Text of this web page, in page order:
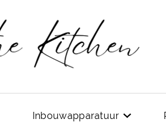
Inbouwapparatuur